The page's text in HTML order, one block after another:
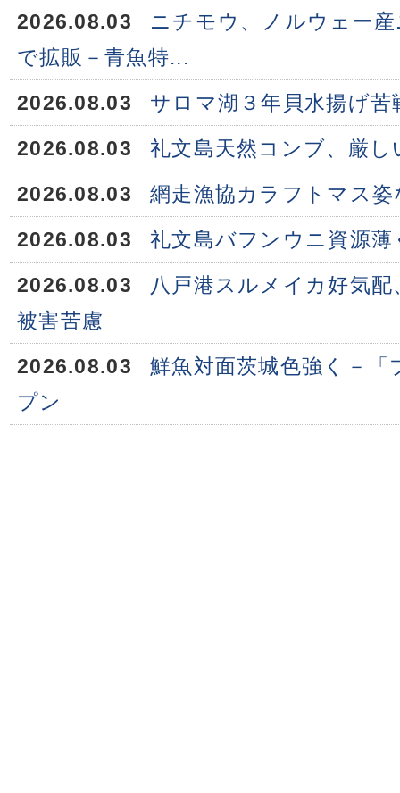
2026.08.03
ニチモウ、ノルウェー
で拡販－青魚特...
2026.08.03
サロマ湖３年貝水揚げ苦
2026.08.03
礼文島天然コンブ、厳し
2026.08.03
網走漁協カラフトマス
2026.08.03
礼文島バフンウニ資源薄
2026.08.03
八戸港スルメイカ好気
被害苦慮
2026.08.03
鮮魚対面茨城色強く－
プン